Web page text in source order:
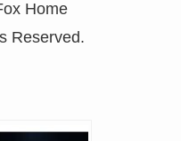
Home
Reserved.